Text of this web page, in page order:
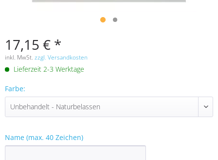
17,15 € *
inkl. MwSt. zzgl. Versandkosten
Lieferzeit 2-3 Werktage
Farbe:
Name (max. 40 Zeichen)